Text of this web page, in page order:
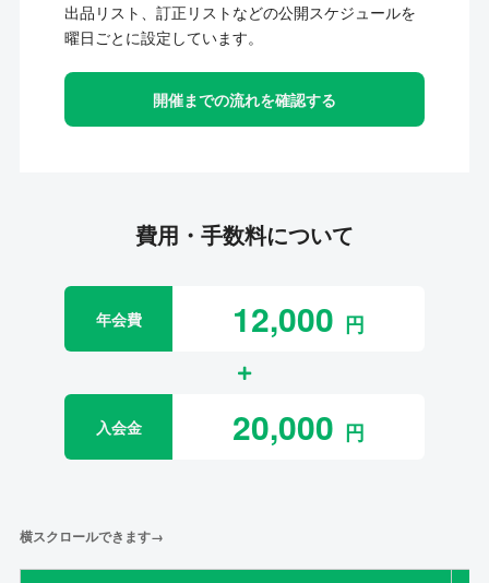
出品リスト、訂正リストなどの公開スケジュールを
曜日ごとに設定しています。
開催までの流れを確認する
費用・手数料について
年会費 12,000
入会金 20,000
横スクロールできます→